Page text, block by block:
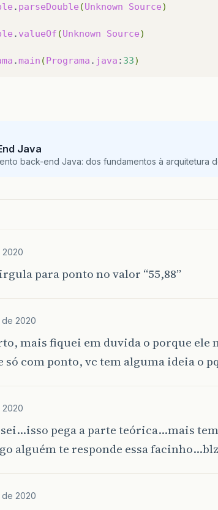
. parseDouble (Unknown Source)
. valueOf (Unknown Source)
.main (Programa . java : 33)
Java
back-end Java: dos fundamentos à arquitetura
para ponto no valor “55,88”
2020
mais fiquei em duvida o porque ele
com ponto, vc tem alguma ideia o
pega a parte teórica…mais
alguém te responde essa
2020